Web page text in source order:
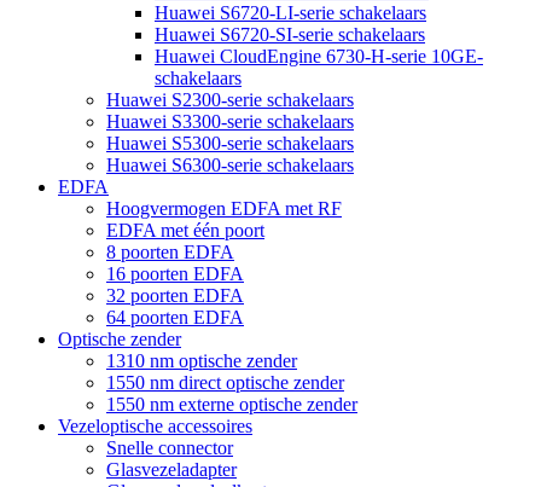
Huawei S6720-LI-serie schakelaars
Huawei S6720-SI-serie schakelaars
Huawei CloudEngine 6730-H-serie 10GE-
schakelaars
Huawei S2300-serie schakelaars
Huawei S3300-serie schakelaars
Huawei S5300-serie schakelaars
Huawei S6300-serie schakelaars
EDFA
Hoogvermogen EDFA met RF
EDFA met één poort
8 poorten EDFA
16 poorten EDFA
32 poorten EDFA
64 poorten EDFA
Optische zender
1310 nm optische zender
1550 nm direct optische zender
1550 nm externe optische zender
Vezeloptische accessoires
Snelle connector
Glasvezeladapter